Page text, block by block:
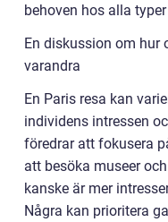
behoven hos alla
En diskussion om hur
varandra
En Paris resa kan
individens intressen
föredrar att fokusera
att besöka museer
kanske är mer
Några kan prioritera